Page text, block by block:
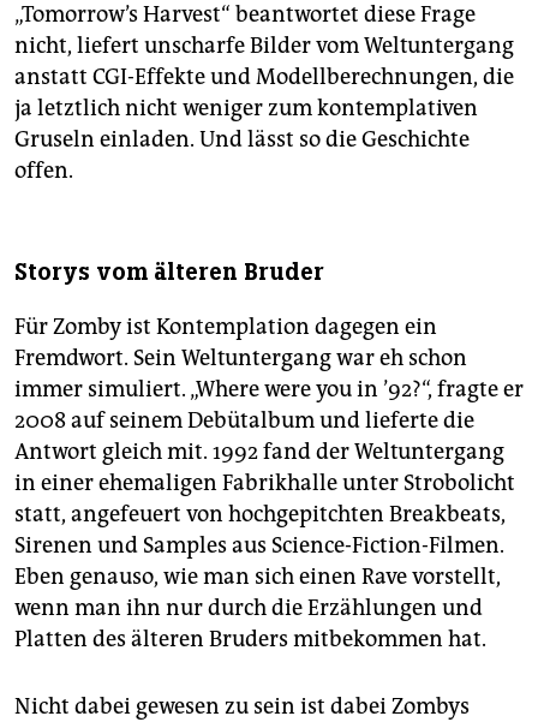
„Tomorrow’s Harvest“ beantwortet diese Frage
nicht, liefert unscharfe Bilder vom Weltuntergang
anstatt CGI-Effekte und Modellberechnungen, die
ja letztlich nicht weniger zum kontemplativen
Gruseln einladen. Und lässt so die Geschichte
offen.
Storys vom älteren Bruder
Für Zomby ist Kontemplation dagegen ein
Fremdwort. Sein Weltuntergang war eh schon
immer simuliert. „Where were you in ’92?“, fragte er
2008 auf seinem Debütalbum und lieferte die
Antwort gleich mit. 1992 fand der Weltuntergang
in einer ehemaligen Fabrikhalle unter Strobolicht
statt, angefeuert von hochgepitchten Breakbeats,
Sirenen und Samples aus Science-Fiction-Filmen.
Eben genauso, wie man sich einen Rave vorstellt,
wenn man ihn nur durch die Erzählungen und
Platten des älteren Bruders mitbekommen hat.
Nicht dabei gewesen zu sein ist dabei Zombys